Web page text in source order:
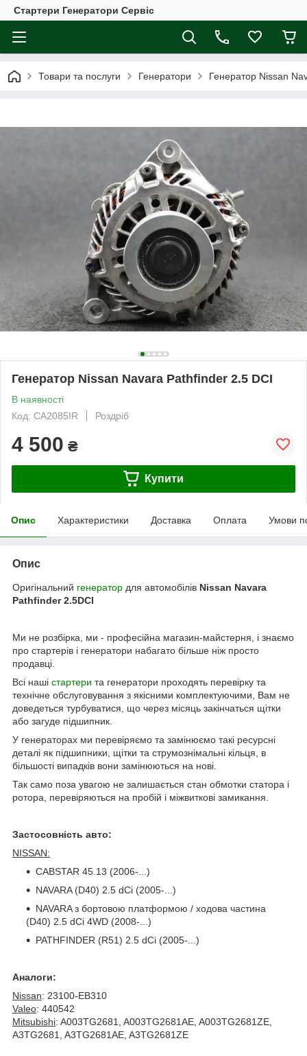
Стартери Генератори Сервіс
Товари та послуги Генератори Генератор Nissan
Генератор Nissan Navara Pathfinder 2.5 DCI
В наявності
Код: CA2085IR
Роздріб
4 500 ₴
Купити
Опис Характеристики Доставка Оплата Умови
Опис
Оригінальний генератор для автомобілів Nissan Navara
Pathfinder 2.5DCI
Ми не розбірка, ми - професійна магазин-майстерня, і знаємо
про стартерів і генератори набагато більше ніж просто
продавці.
Всі наші стартери та генератори проходять перевірку та
технічне обслуговування з якісними комплектуючими, Вам не
доведеться турбуватися, що через місяць закінчаться щітки
або загуде підшипник.
У генераторах ми перевіряємо та замінюємо такі ресурсні
деталі як підшипники, щітки та струмознімальні кільця, в
більшості випадків вони замінюються на нові.
Так само поза увагою не залишається стан обмотки статора і
ротора, перевіряються на пробій і міжвиткові замикання.
Застосовність авто:
NISSAN:
CABSTAR 45.13 (2006-...)
NAVARA (D40) 2.5 dCi (2005-...)
NAVARA з бортовою платформою / ходова частина
(D40) 2.5 dCi 4WD (2008-...)
PATHFINDER (R51) 2.5 dCi (2005-...)
Аналоги:
Nissan: 23100-EB310
Valeo: 440542
Mitsubishi: A003TG2681, A003TG2681AE, A003TG2681ZE,
A3TG2681, A3TG2681AE, A3TG2681ZE